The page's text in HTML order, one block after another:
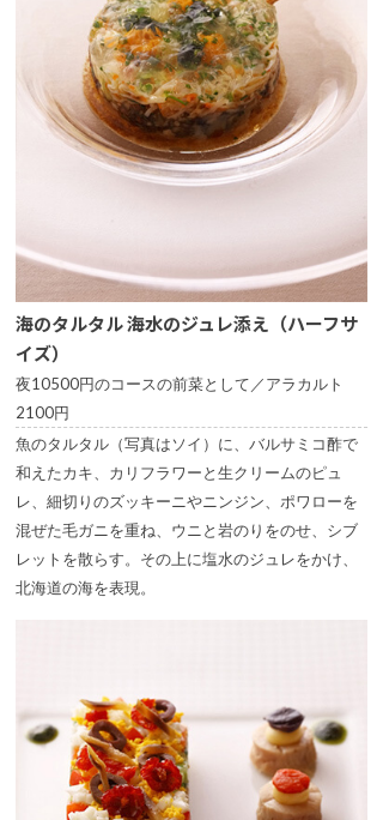
海のタルタル 海水のジュレ添え（ハーフサ
イズ）
夜10500円のコースの前菜として／アラカルト
2100円
魚のタルタル（写真はソイ）に、バルサミコ酢で
和えたカキ、カリフラワーと生クリームのピュ
レ、細切りのズッキーニやニンジン、ポワローを
混ぜた毛ガニを重ね、ウニと岩のりをのせ、シブ
レットを散らす。その上に塩水のジュレをかけ、
北海道の海を表現。